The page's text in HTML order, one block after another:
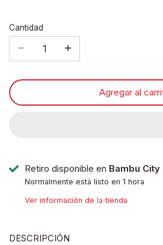
Cantidad
Agregar al
Retiro disponible en Bambu
Normalmente está listo en 1 hora
Ver información de la tienda
DESCRIPCIÓN